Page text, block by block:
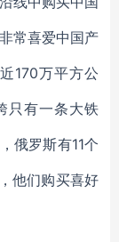
常喜爱中国产
170万平方公
只有一条大铁
俄罗斯有11个
他们购买喜好